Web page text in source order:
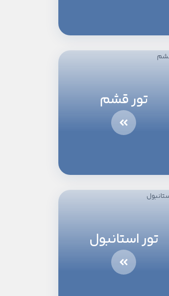
تور قشم
تور استانبول